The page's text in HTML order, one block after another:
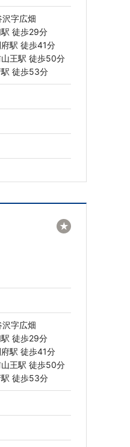
字広畑
徒歩29分
駅 徒歩41分
王駅 徒歩50分
徒歩53分
字広畑
徒歩29分
駅 徒歩41分
王駅 徒歩50分
徒歩53分
★